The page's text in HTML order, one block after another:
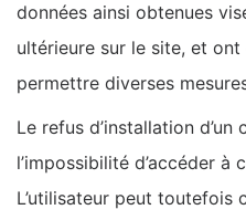
données ainsi obtenues
ultérieure sur le site, et
permettre diverses
Le refus d’installation
l’impossibilité d’accéder à
L’utilisateur peut